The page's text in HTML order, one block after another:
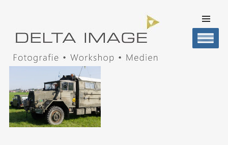
CONTENT